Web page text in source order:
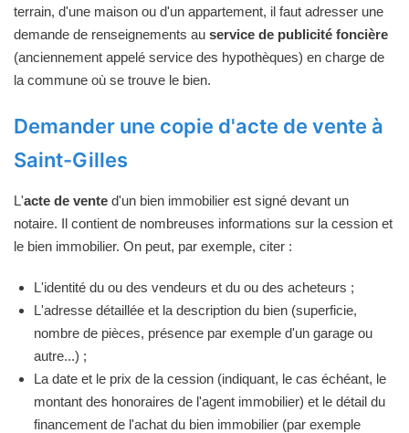
terrain, d'une maison ou d'un appartement, il faut adresser une
demande de renseignements au service de publicité foncière
(anciennement appelé service des hypothèques) en charge de
la commune où se trouve le bien.
Demander une copie d'acte de vente à
Saint-Gilles
L'acte de vente d'un bien immobilier est signé devant un
notaire. Il contient de nombreuses informations sur la cession et
le bien immobilier. On peut, par exemple, citer :
L'identité du ou des vendeurs et du ou des acheteurs ;
L'adresse détaillée et la description du bien (superficie,
nombre de pièces, présence par exemple d'un garage ou
autre...) ;
La date et le prix de la cession (indiquant, le cas échéant, le
montant des honoraires de l'agent immobilier) et le détail du
financement de l'achat du bien immobilier (par exemple